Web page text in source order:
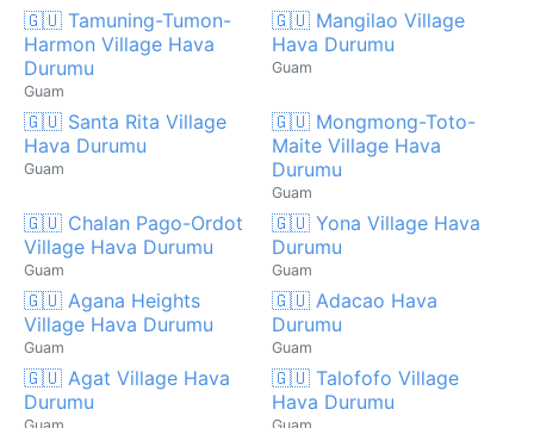
🇬🇺 Tamuning-Tumon-
Harmon Village Hava
Durumu
Guam
🇬🇺 Mangilao Village
Hava Durumu
Guam
🇬🇺 Santa Rita Village
Hava Durumu
Guam
🇬🇺 Mongmong-Toto-
Maite Village Hava
Durumu
Guam
🇬🇺 Chalan Pago-Ordot
Village Hava Durumu
Guam
🇬🇺 Yona Village Hava
Durumu
Guam
🇬🇺 Agana Heights
Village Hava Durumu
Guam
🇬🇺 Adacao Hava
Durumu
Guam
🇬🇺 Agat Village Hava
Durumu
🇬🇺 Talofofo Village
Hava Durumu